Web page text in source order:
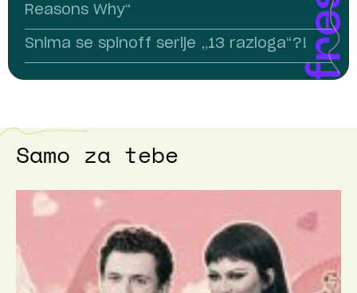
Reasons Why“
Snima se spinoff serije „13 razloga“?!
Samo za tebe